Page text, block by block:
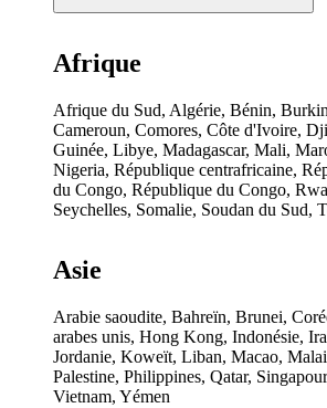
Afrique
Afrique du Sud, Algérie, Bénin,
Cameroun, Comores, Côte d'Ivoire,
Guinée, Libye, Madagascar, Mali,
Nigeria, République centrafricaine,
du Congo, République du Congo,
Seychelles, Somalie, Soudan du Sud,
Asie
Arabie saoudite, Bahreïn, Brunei,
arabes unis, Hong Kong, Indonésie,
Jordanie, Koweït, Liban, Macao,
Palestine, Philippines, Qatar,
Vietnam, Yémen